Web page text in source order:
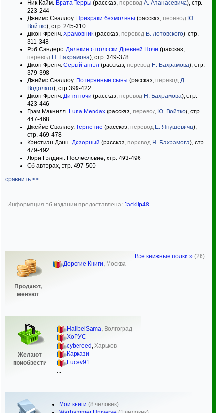
Ник Кайм. Врата Терры (рассказ, перевод А. Апанасевича), стр.
223-244
Джеймс Сваллоу. Призраки безмолвны (рассказ, перевод Ю.
Войтко), стр. 245-310
Джон Френч. Храмовник (рассказ, перевод В. Лотовского), стр.
311-348
Роб Сандерс. Далекие отголоски Древней Ночи (рассказ,
перевод Н. Бахрамова), стр. 349-378
Джон Френч. Серый ангел (рассказ, перевод Н. Бахрамова), стр.
379-398
Джеймс Сваллоу. Потерянные сыны (рассказ, перевод Д.
Водолаго), стр.399-422
Джон Френч. Дитя ночи (рассказ, перевод Н. Бахрамова), стр.
423-446
Грэм Макнилл. Luna Mendax (рассказ, перевод Ю. Войтко), стр.
447-468
Джеймс Сваллоу. Терпение (рассказ, перевод Е. Янушевича),
стр. 469-478
Кристиан Данн. Дозорный (рассказ, перевод Н. Бахрамова), стр.
479-492
Лори Голдинг. Послесловие, стр. 493-496
Об авторах, стр. 497-500
сравнить >>
Информация об издании предоставлена: Jacklip48
Продают,
меняют
Дорогие Книги, Москва
Желают
приобрести
HalibelSama, Волгоград
ХоРУС
cybereed Харьков
Каркази
Lucev91
Мои книги (8 человек)
Все книжные полки » (26)